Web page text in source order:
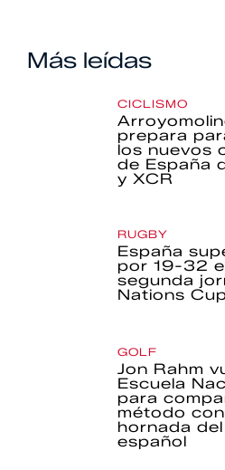
Más leídas
CICLISMO
prepara
los nuevos
de España
y XCR
RUGBY
España
por 19-32
segunda
Nations
GOLF
Jon Rahm
Escuela
para
método
hornada
español